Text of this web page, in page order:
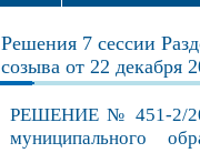
Решения 7 сессии
созыва от 22 декабря
РЕШЕНИЕ № 451-2/20
муниципального